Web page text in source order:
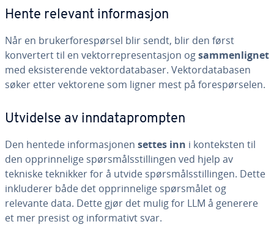
Hente relevant informasjon
Når en brukerforespørsel blir sendt, blir den først
konvertert til en vektorrepresentasjon ogsammenlignet
med eksisterende vektordatabaser. Vektordatabasen
søker etter vektorene som ligner mest på forespørselen.
Utvidelse av inndataprompten
Den hentede informasjonen settes inn i konteksten til
den opprinnelige spørsmålsstillingen ved hjelp av
tekniske teknikker for å utvide spørsmålsstillingen. Dette
inkluderer både det opprinnelige spørsmålet og
relevante data. Dette gjør det mulig for LLM å generere
et mer presist og informativt svar.